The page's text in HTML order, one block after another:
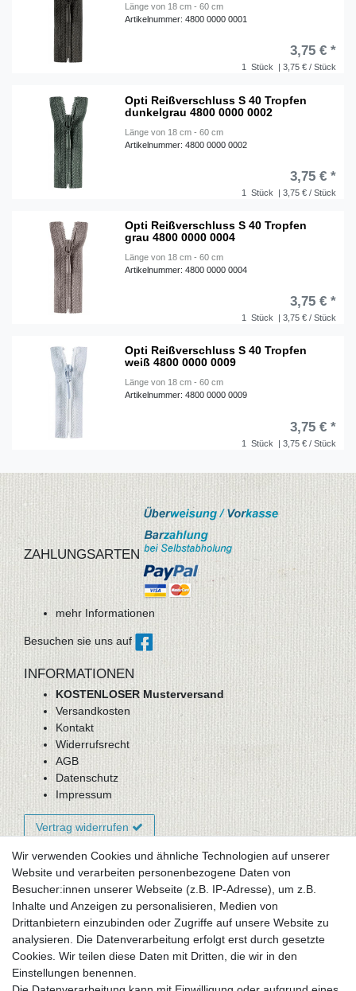
Länge von 18 cm - 60 cm
Artikelnummer: 4800 0000 0001
1 Stück | 3,75 € / Stück
3,75 € *
Opti Reißverschluss S 40 Tropfen
dunkelgrau 4800 0000 0002
Länge von 18 cm - 60 cm
Artikelnummer: 4800 0000 0002
1 Stück | 3,75 € / Stück
3,75 € *
Opti Reißverschluss S 40 Tropfen
grau 4800 0000 0004
Länge von 18 cm - 60 cm
Artikelnummer: 4800 0000 0004
1 Stück | 3,75 € / Stück
3,75 € *
Opti Reißverschluss S 40 Tropfen
weiß 4800 0000 0009
Länge von 18 cm - 60 cm
Artikelnummer: 4800 0000 0009
1 Stück | 3,75 € / Stück
3,75 € *
ZAHLUNGSARTEN
mehr Informationen
Besuchen sie uns auf
INFORMATIONEN
KOSTENLOSER Musterversand
Versandkosten
Kontakt
Widerrufsrecht
AGB
Datenschutz
Impressum
Vertrag widerrufen
Newsletter-Anmeldung
FAQ / Fragen
Mein Warenkorb
Mein Merkzettel
Mein Konto
UNSER LADENGESCHÄFT
Wir verwenden Cookies und ähnliche Technologien auf unserer
Website und verarbeiten personenbezogene Daten von
Besucher:innen unserer Webseite (z.B. IP-Adresse), um z.B.
Inhalte und Anzeigen zu personalisieren, Medien von
Drittanbietern einzubinden oder Zugriffe auf unsere Website zu
analysieren. Die Datenverarbeitung erfolgt erst durch gesetzte
Cookies. Wir teilen diese Daten mit Dritten, die wir in den
Einstellungen benennen.